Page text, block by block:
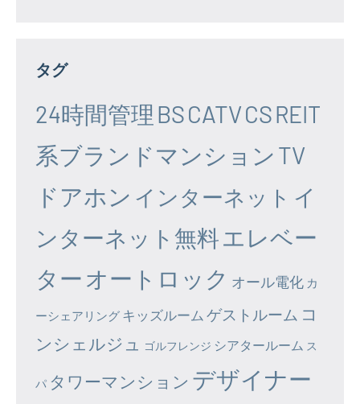
タグ
24時間管理 BSCATVCSREIT
系ブランドマンション TV
ドアホン インターネット イ
ンターネット無料エレベー
ター オートロック オール電化 カ
ーシェアリング キッズルーム ゲストルーム コ
ンシェルジュ
ゴルフレンジ シアタールーム ス
パ タワーマンション デザイナー